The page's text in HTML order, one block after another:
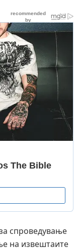
спроведување
на извештаите